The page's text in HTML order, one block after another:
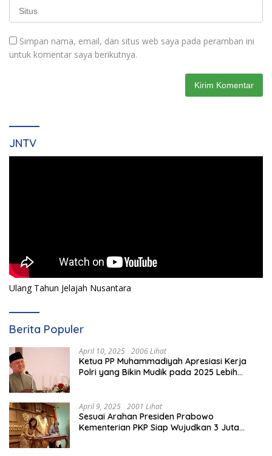
Simpan nama, email, dan situs web saya pada peramban ini
untuk komentar saya berikutnya.
JNTV
Ulang Tahun Jelajah Nusantara
Berita Populer
April 10, 2025 2006 Lihat
Ketua PP Muhammadiyah Apresiasi Kerja
Polri yang Bikin Mudik pada 2025 Lebih
April 9, 2025 2001 Lihat
Sesuai Arahan Presiden Prabowo
Kementerian PKP Siap Wujudkan 3 Juta